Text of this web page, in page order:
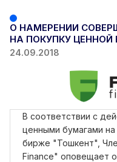
О НАМЕРЕНИИ
НА ПОКУПКУ ЦЕННОЙ
24.09.2018
В соответствии с
ценными бумагами
бирже "Тошкент",
Finance" оповещает